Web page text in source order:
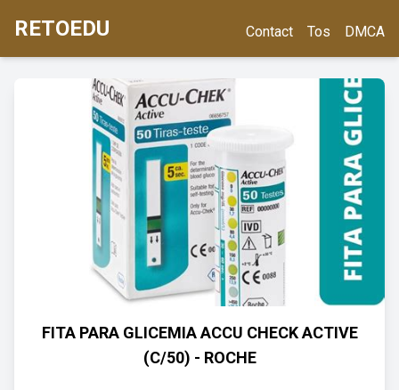
RETOEDU Contact Tos DMCA
FITA PARA GLICEMIA ACCU CHECK ACTIVE
(C/50) - ROCHE